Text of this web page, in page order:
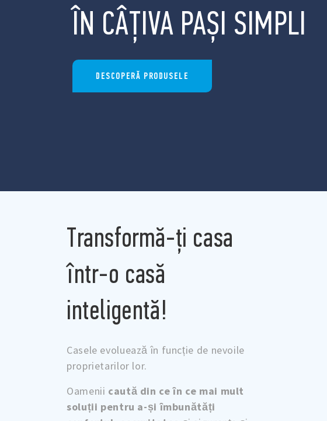
ÎN CÂȚIVA PAȘI SIMPLI
DESCOPERĂ PRODUSELE
Transformă-ți casa
într-o casă
inteligentă!
Casele evoluează în funcție de nevoile
proprietarilor lor.
Oamenii caută din ce în ce mai mult
soluții pentru a-și îmbunătăți